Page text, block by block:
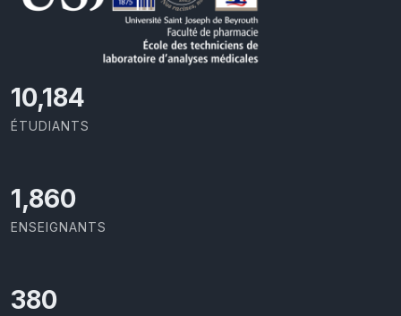
11,418
ÉTUDIANTS
2,086
ENSEIGNANTS
426